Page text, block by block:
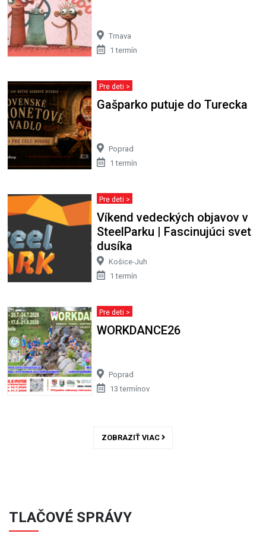
Trnava
1 termín
Pre deti >
Gašparko putuje do Turecka
Poprad
1 termín
Pre deti >
Víkend vedeckých objavov v
SteelParku | Fascinujúci svet
dusíka
Košice-Juh
1 termín
Pre deti >
WORKDANCE26
Poprad
13 termínov
ZOBRAZIŤ VIAC
TLAČOVÉ SPRÁVY